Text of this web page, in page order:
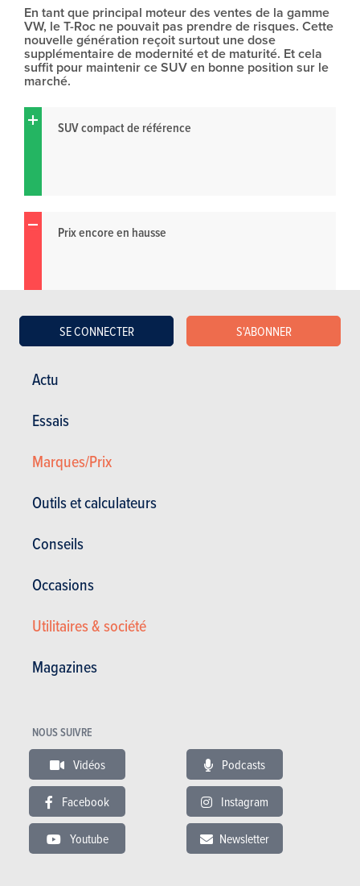
Actu
Essais
Marques/Prix
Outils et calculateurs
Conseils
Occasions
Utilitaires & société
Magazines
SE CONNECTER S'ABONNER
NOUS SUIVRE
Vidéos Podcasts
Facebook Instagram
Youtube Newsletter
En tant que principal moteur des ventes de la gamme
VW, le T-Roc ne pouvait pas prendre de risques. Cette
nouvelle génération reçoit surtout une dose
supplémentaire de modernité et de maturité. Et cela
suffit pour maintenir ce SUV en bonne position sur le
marché.
SUV compact de référence
Prix encore en hausse
ESSENCE
33.315 à 45.030 € 125 à 137 g/km
En savoir plus